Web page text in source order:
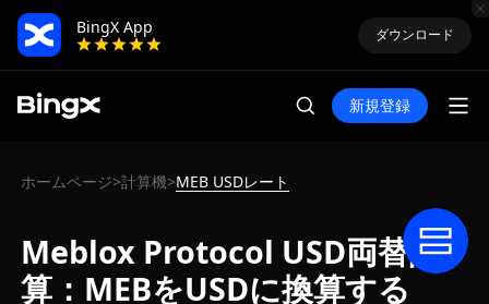
BingX App
ダウンロード
新規登録
ホームページ>計算機>MEB USDレート
Meblox Protocol USD両替計
算：MEBをUSDに換算する